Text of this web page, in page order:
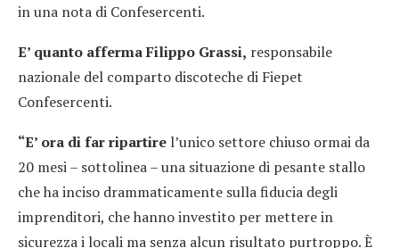
in una nota di Confesercenti.
E’ quanto afferma Filippo Grassi, responsabile
nazionale del comparto discoteche di Fiepet
Confesercenti.
“E’ ora di far ripartire l’unico settore chiuso ormai da
20 mesi – sottolinea – una situazione di pesante stallo
che ha inciso drammaticamente sulla fiducia degli
imprenditori, che hanno investito per mettere in
sicurezza i locali ma senza alcun risultato purtroppo. È